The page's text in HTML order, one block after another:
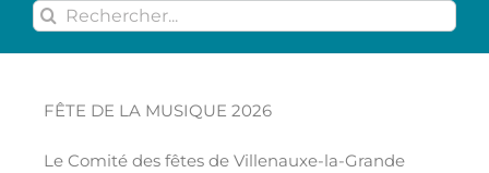
FÊTE DE LA MUSIQUE 2026
Le Comité des fêtes de Villenauxe-la-Grande